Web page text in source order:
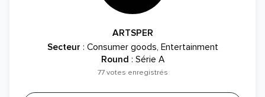
ARTSPER
Secteur : Consumer goods, Entertainment
Round : Série A
77 votes enregistrés